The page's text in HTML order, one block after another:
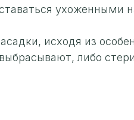
ухоженными
исходя из
либо